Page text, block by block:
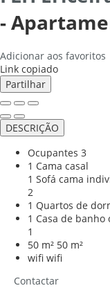
-
Adicionar aos favoritos
Link copiado
Partilhar
DESCRIÇÃO
Ocupantes 3
1 Cama casal
1 Sofá cama
2
1 Quartos de
1 Casa de banho
1
50 m² 50 m²
wifi wifi
Contactar